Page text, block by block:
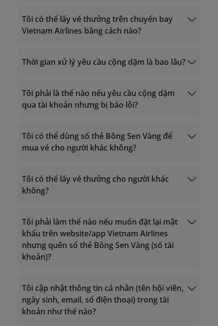
Gọi từ nước ngoài về Việt Nam: +84 24
38320320
Email:
(dành cho hội viên Triệu Dặm, Bạch
Kim, Vàng)
(dành cho hội viên Titan, Bạc, Đăng ký)
Mua dặm
nâng hạng thẻ từ đối tác
Phiên ngang hạng thẻ
Tính dặm bay
Tôi có thể lấy vé thưởng trên chuyến bay
Vietnam Airlines bằng cách nào?
khác
cho hội viên Triệu Dặm, Bạch Kim, Vàng):
trong vòng 2 ngày làm việc tính từ ngày
bay.
cho hội viên Titan, Bạc, Đăng ký): trong
vòng 3 ngày làm việc tính từ ngày bay.
Tìm hiểu thêmSử dụng dặm.
Thời gian xử lý yêu cầu cộng dặm là bao lâu?
Tôi phải là thế nào nếu yêu cầu cộng dặm
qua tài khoản nhưng bị báo lỗi?
Giờ hoạt động 24/7
Gọi trong lãnh thổ Việt Nam: 1900 1800
Gọi từ nước ngoài về Việt Nam: +84 24
38320320
Email:
(dành cho hội viên Triệu Dặm, Bạch
Kim, Vàng);
lotusmiles@vietnamairlines.com
(dành cho hội viên Titan, Bạc, Đăng
Tôi có thể dùng số thẻ Bông Sen Vàng để
mua vé cho người khác không?
Tôi có thể lấy vé thưởng cho người khác
không?
Đổi dặm lấy vé
thưởng.
Tôi phải làm thế nào nếu muốn đặt lại mật
khẩu trên website/app Vietnam Airlines
nhưng quên số thẻ Bông Sen Vàng (số tài
khoản)?
Đăng nhập
Tôi cập nhật thông tin cá nhân (tên hội viên,
ngày sinh, email, số điện thoại) trong tài
khoản như thế nào?